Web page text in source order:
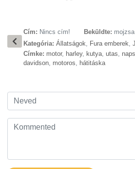
Cím: Nincs cím! Beküldte: mojzsa
Kategória: Állatságok, Fura emberek,
Címke: motor, harley, kutya, utas,
davidson, motoros, hátitáska